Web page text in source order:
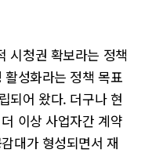
시청권 확보라는 정책
성화라는 정책 목표
되어 왔다. 더구나 현
이상 사업자간 계약
대가 형성되면서 재